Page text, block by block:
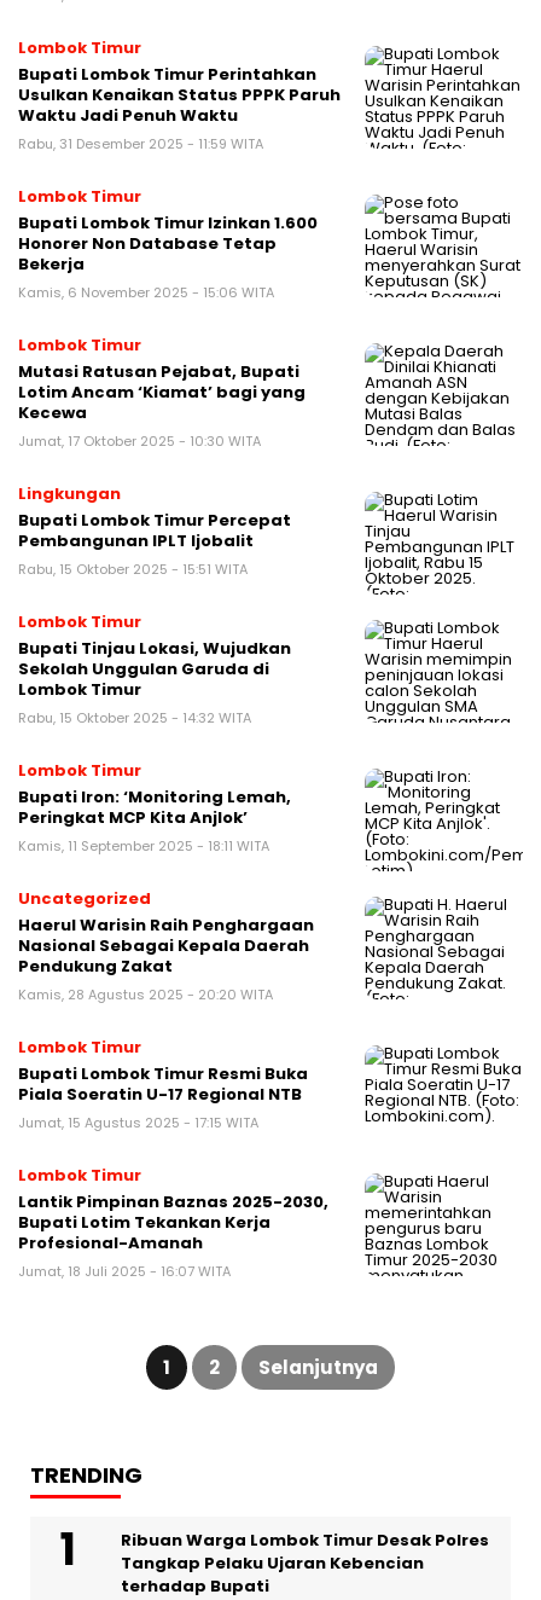
Lombok Timur
Bupati Lombok Timur Perintahkan
Usulkan Kenaikan Status PPPK Paruh
Waktu Jadi Penuh Waktu
Rabu, 31 Desember 2025 - 11:59 WITA
Lombok Timur
Bupati Lombok Timur Izinkan 1.600
Honorer Non Database Tetap
Bekerja
Kamis, 6 November 2025 - 15:06 WITA
Lombok Timur
Mutasi Ratusan Pejabat, Bupati
Lotim Ancam ‘Kiamat’ bagi yang
Kecewa
Jumat, 17 Oktober 2025 - 10:30 WITA
Lingkungan
Bupati Lombok Timur Percepat
Pembangunan IPLT Ijobalit
Rabu, 15 Oktober 2025 - 15:51 WITA
Lombok Timur
Bupati Tinjau Lokasi, Wujudkan
Sekolah Unggulan Garuda di
Lombok Timur
Rabu, 15 Oktober 2025 - 14:32 WITA
Lombok Timur
Bupati Iron: ‘Monitoring Lemah,
Peringkat MCP Kita Anjlok’
Kamis, 11 September 2025 - 18:11 WITA
Uncategorized
Haerul Warisin Raih Penghargaan
Nasional Sebagai Kepala Daerah
Pendukung Zakat
Kamis, 28 Agustus 2025 - 20:20 WITA
Lombok Timur
Bupati Lombok Timur Resmi Buka
Piala Soeratin U-17 Regional NTB
Jumat, 15 Agustus 2025 - 17:15 WITA
Lombok Timur
Lantik Pimpinan Baznas 2025-2030,
Bupati Lotim Tekankan Kerja
Profesional-Amanah
Jumat, 18 Juli 2025 - 16:07 WITA
Paginasi
1 2 Selanjutnya
TRENDING
Ribuan Warga Lombok Timur Desak Polres
Tangkap Pelaku Ujaran Kebencian
terhadap Bupati